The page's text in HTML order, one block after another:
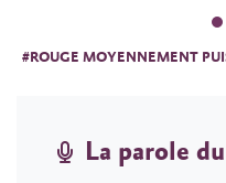
#ROUGE MOYENNEMENT
La parole